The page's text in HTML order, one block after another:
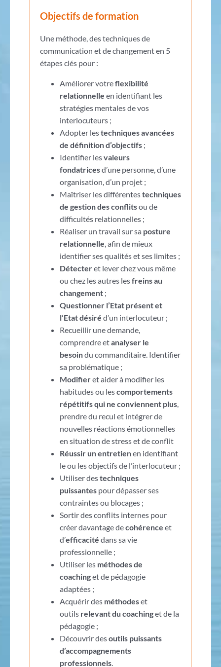
Objectifs de formation
Une méthode, des techniques de
communication et de changement en 5
étapes clés pour :
Améliorer votreflexibilité
relationnelle en identifiant les
stratégies mentales de vos
interlocuteurs ;
Adopter lestechniques avancées
de définition d’objectifs;
Identifier lesvaleurs
fondatricesd’une personne, d’une
organisation, d’un projet ;
Maîtriser les différentestechniques
de gestion des conflitsou de
difficultés relationnelles ;
Réaliser un travail sur sa posture
relationnelle, afin de mieux
identifier ses qualités et ses limites ;
Détecteret lever chez vous même
ou chez les autres lesfreins au
changement;
Questionner l’Etat présent et
l’Etat désiré d’un interlocuteur ;
Recueillir une demande,
comprendre etanalyser le
besoindu commanditaire. Identifier
sa problématique ;
Modifieret aider à modifier les
habitudes ou lescomportements
répétitifs qui ne conviennent plus,
prendre du recul et intégrer de
nouvelles réactions émotionnelles
en situation de stress et de conflit
Réussir un entretienen identifiant
le ou les objectifs de l’interlocuteur ;
Utiliser destechniques
puissantespour dépasser ses
contraintes ou blocages ;
Sortir des conflits internes pour
créer davantage decohérence et
d’efficacité dans sa vie
professionnelle ;
Utiliser les méthodes de
coachinget de pédagogie
adaptées ;
Acquérir des méthodeset
outils relevant du coachinget de la
pédagogie ;
Découvrir desoutils puissants
d’accompagnements
professionnels.